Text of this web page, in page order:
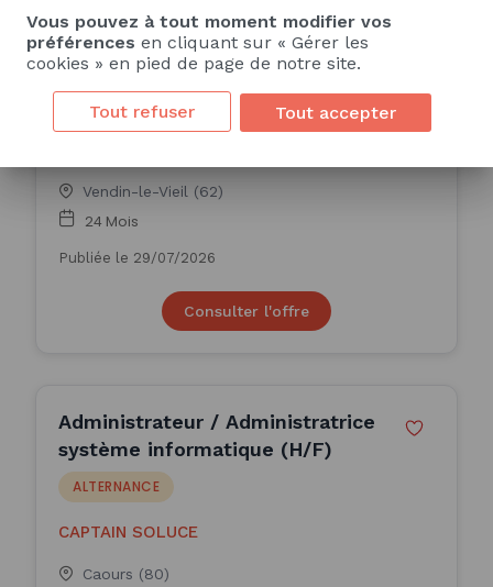
Yzee Services - Chargé /
Chargée d'études statistiques
(H/F)ALTERNANCE
Vendin-le-Vieil (62)
24 Mois
Publiée le 29/07/2026
Consulter l'offre
Administrateur / Administratrice
système informatique (H/F)
ALTERNANCE
CAPTAIN SOLUCE
Caours (80)
Vous pouvez à tout moment modifier vos
préférences en cliquant sur « Gérer les
cookies » en pied de page de notre site.
Tout refuser Tout accepter